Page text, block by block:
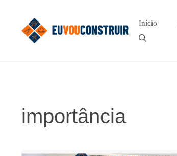
Início
importância